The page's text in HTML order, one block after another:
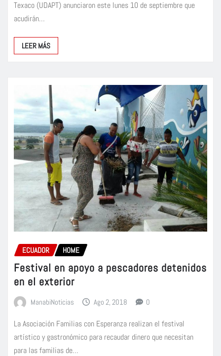
Texaco (UDAPT) anunciaron este lunes 10 de septiembre que
acudirán…
LEER MÁS
ECUADOR HOME
Festival en apoyo a pescadores detenidos
en el exterior
ManabiNoticias Ago 2, 2018 0
La Asociación Familias con Esperanza realizan el festival
artístico y gastronómico para recaudar dinero que necesitan
para las familias de…